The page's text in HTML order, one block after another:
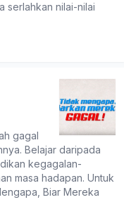
serlahkan nilai-nilai
gagal
Belajar daripada
kegagalan-
masa hadapan. Untuk
Biar Mereka